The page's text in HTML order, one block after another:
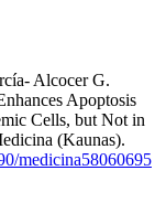
Alcocer G.
Apoptosis
Cells, but Not in
(Kaunas).
medicina58060695